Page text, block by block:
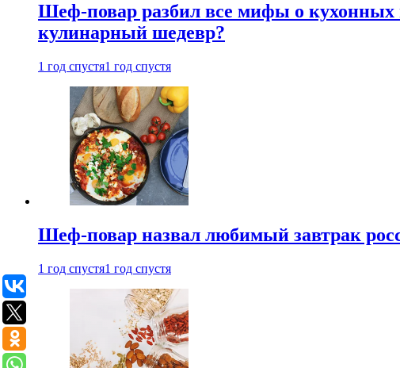
Шеф-повар разбил все мифы о кухонных
кулинарный шедевр?
1 год спустя1 год спустя
Шеф-повар назвал любимый завтрак
1 год спустя1 год спустя